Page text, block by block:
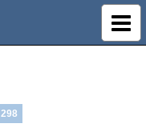
298